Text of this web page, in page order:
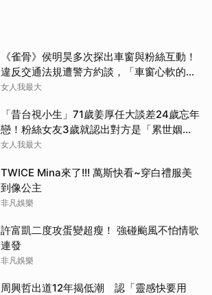
《雀骨》侯明昊多次探出車窗與粉絲互動！
違反交通法規遭警方約談，「車窗心軟的
神」上熱搜
女人我最大
「昔台視小生」71歲姜厚任大談差24歲忘年
戀！粉絲女友3歲就認出對方是「累世姻
緣」
女人我最大
TWICE Mina來了!!! 萬斯快看~穿白禮服美
到像公主
非凡娛樂
許富凱二度攻蛋變超瘦！ 強碰颱風不怕情歌
連發
非凡娛樂
周興哲出道12年揭低潮 認「靈感快要用